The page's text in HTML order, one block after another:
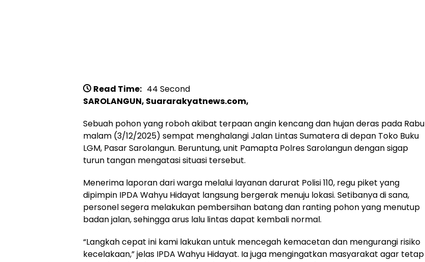
Read Time: 44 Second
SAROLANGUN, Suararakyatnews.com,
Sebuah pohon yang roboh akibat terpaan angin kencang dan hujan deras pada Rabu
malam (3/12/2025) sempat menghalangi Jalan Lintas Sumatera di depan Toko Buku
LGM, Pasar Sarolangun. Beruntung, unit Pamapta Polres Sarolangun dengan sigap
turun tangan mengatasi situasi tersebut.
Menerima laporan dari warga melalui layanan darurat Polisi 110, regu piket yang
dipimpin IPDA Wahyu Hidayat langsung bergerak menuju lokasi. Setibanya di sana,
personel segera melakukan pembersihan batang dan ranting pohon yang menutup
badan jalan, sehingga arus lalu lintas dapat kembali normal.
“Langkah cepat ini kami lakukan untuk mencegah kemacetan dan mengurangi risiko
kecelakaan,” jelas IPDA Wahyu Hidayat. Ia juga mengingatkan masyarakat agar tetap